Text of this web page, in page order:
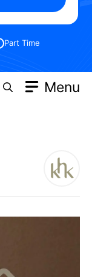
Part Time
Menu